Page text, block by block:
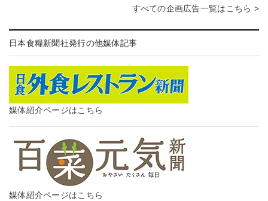
すべての企画広告一覧はこちら >
日本食糧新聞社発行の他媒体記事
媒体紹介ページはこちら
媒体紹介ページはこちら